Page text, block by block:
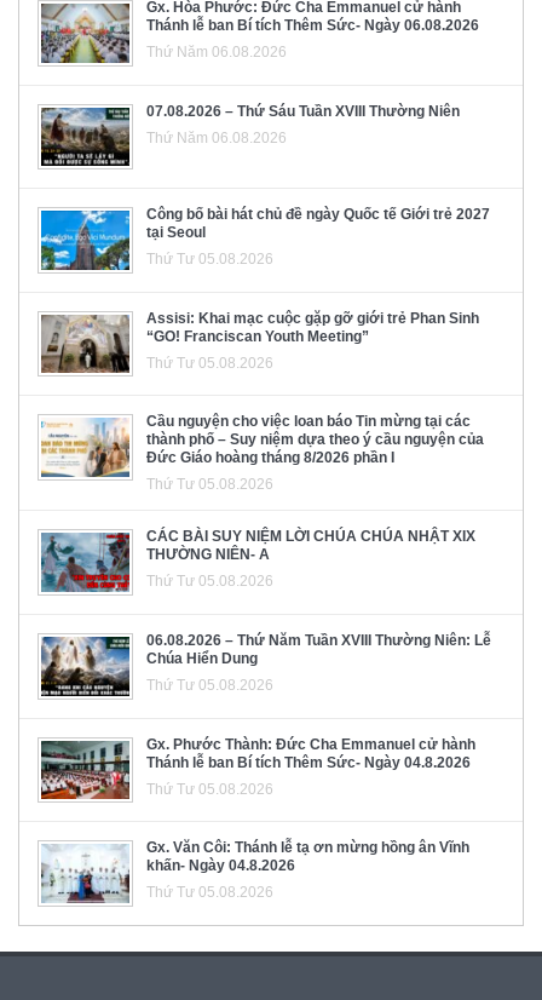
Gx. Hòa Phước: Đức Cha Emmanuel cử hành
Thánh lễ ban Bí tích Thêm Sức- Ngày 06.08.2026
Thứ Năm 06.08.2026
07.08.2026 – Thứ Sáu Tuần XVIII Thường Niên
Thứ Năm 06.08.2026
Công bố bài hát chủ đề ngày Quốc tế Giới trẻ 2027
tại Seoul
Thứ Tư 05.08.2026
Assisi: Khai mạc cuộc gặp gỡ giới trẻ Phan Sinh
“GO! Franciscan Youth Meeting”
Thứ Tư 05.08.2026
Cầu nguyện cho việc loan báo Tin mừng tại các
thành phố – Suy niệm dựa theo ý cầu nguyện của
Đức Giáo hoàng tháng 8/2026 phần I
Thứ Tư 05.08.2026
CÁC BÀI SUY NIỆM LỜI CHÚA CHÚA NHẬT XIX
THƯỜNG NIÊN- A
Thứ Tư 05.08.2026
06.08.2026 – Thứ Năm Tuần XVIII Thường Niên: Lễ
Chúa Hiển Dung
Thứ Tư 05.08.2026
Gx. Phước Thành: Đức Cha Emmanuel cử hành
Thánh lễ ban Bí tích Thêm Sức- Ngày 04.8.2026
Thứ Tư 05.08.2026
Gx. Văn Côi: Thánh lễ tạ ơn mừng hồng ân Vĩnh
khấn- Ngày 04.8.2026
Thứ Tư 05.08.2026